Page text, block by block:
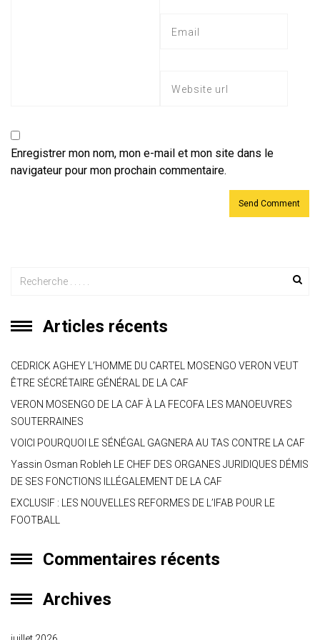
Enregistrer mon nom, mon e-mail et mon site dans le
navigateur pour mon prochain commentaire.
Articles récents
CEDRICK AGHEY L’HOMME DU CARTEL MOSENGO VERON VEUT
ÊTRE SÉCRÉTAIRE GÉNÉRAL DE LA CAF
VERON MOSENGO DE LA CAF À LA FECOFA LES MANOEUVRES
SOUTERRAINES
VOICI POURQUOI LE SÉNÉGAL GAGNERA AU TAS CONTRE LA CAF
Yassin Osman Robleh LE CHEF DES ORGANES JURIDIQUES DÉMIS
DE SES FONCTIONS ILLÉGALEMENT DE LA CAF
EXCLUSIF : LES NOUVELLES REFORMES DE L’IFAB POUR LE
FOOTBALL
Commentaires récents
Archives